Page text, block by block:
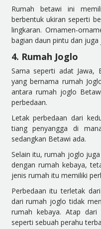
Rumah betawi ini
berbentuk ukiran seperti
lingkaran. Ornamen-
bagian daun pintu dan juga
4. Rumah Joglo
Sama seperti adat Jawa,
yang bernama rumah
antara rumah joglo
perbedaan.
Letak perbedaan dari
tiang penyangga di
sedangkan Betawi ada.
Selain itu, rumah joglo
dengan rumah kebaya,
jenis rumah itu memiliki
Perbedaan itu terletak
dari rumah joglo tidak
rumah kebaya. Atap
seperti sebuah perahu